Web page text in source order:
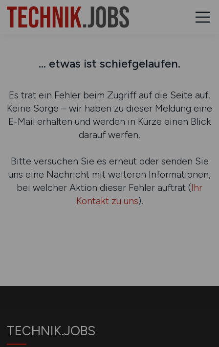
... etwas ist schiefgelaufen.
Es trat ein Fehler beim Zugriff auf die Seite auf.
Keine Sorge – wir haben zu dieser Meldung eine
E-Mail erhalten und werden in Kürze einen Blick
darauf werfen.
Bitte versuchen Sie es erneut oder senden Sie
uns eine Nachricht mit weiteren Informationen,
bei welcher Aktion dieser Fehler auftrat (Ihr
Kontakt zu uns).
TECHNIK.JOBS